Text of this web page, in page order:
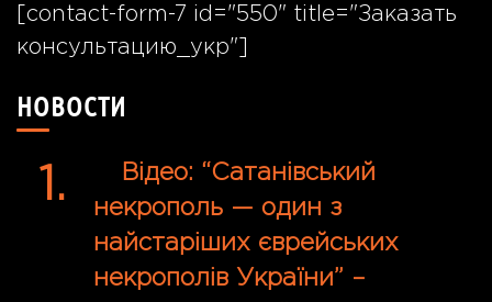
[contact-form-7 id="550" title="Заказать
консультацию_укр"]
НОВОСТИ
Відео: “Сатанівський
некрополь — один з
найстаріших єврейських
некрополів України” –